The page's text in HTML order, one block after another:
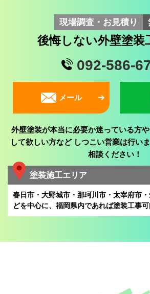
現場調査・お見積り
後悔しない外壁塗装
092-586-
メール
外壁塗装が本当に必要か迷っている方
して欲しい方などしつこい営業は行い
相談ください！
塗装施工エリア
春日市・大野城市・那珂川市・太宰府市
どを中心に、 福岡県内であれば塗装工事可